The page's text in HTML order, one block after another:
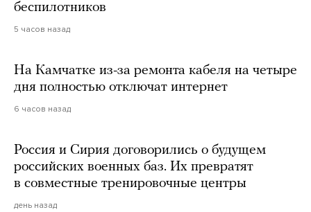
беспилотников
5 часов назад
На Камчатке из-за ремонта кабеля на четыре
дня полностью отключат интернет
6 часов назад
Россия и Сирия договорились о будущем
российских военных баз. Их превратят
в совместные тренировочные центры
день назад